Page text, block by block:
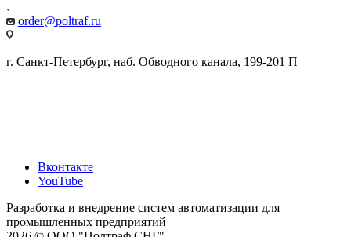
order@poltraf.ru
г. Санкт-Петербург, наб. Обводного канала, 199-201 П
Вконтакте
YouTube
Разработка и внедрение систем автоматизации для
промышленных предприятий